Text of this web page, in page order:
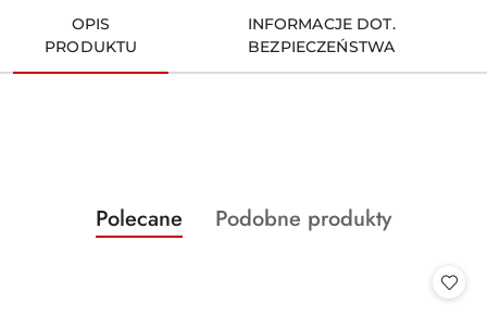
OPIS
PRODUKTU
INFORMACJE DOT.
BEZPIECZEŃSTWA
Pomiń karuzelę produktów
Produkty
o
Polecane
Produkty
Podobne produkty